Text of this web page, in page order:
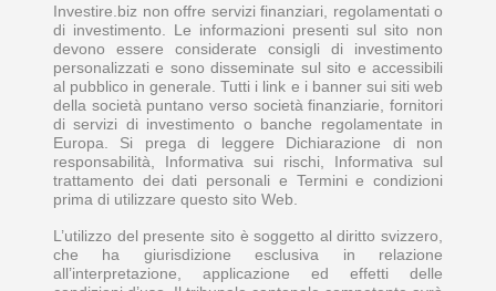
Investire.biz non offre servizi finanziari, regolamentati o
di investimento. Le informazioni presenti sul sito non
devono essere considerate consigli di investimento
personalizzati e sono disseminate sul sito e accessibili
al pubblico in generale. Tutti i link e i banner sui siti web
della società puntano verso società finanziarie, fornitori
di servizi di investimento o banche regolamentate in
Europa. Si prega di leggere Dichiarazione di non
responsabilità, Informativa sui rischi, Informativa sul
trattamento dei dati personali e Termini e condizioni
prima di utilizzare questo sito Web.
L’utilizzo del presente sito è soggetto al diritto svizzero,
che ha giurisdizione esclusiva in relazione
all’interpretazione, applicazione ed effetti delle